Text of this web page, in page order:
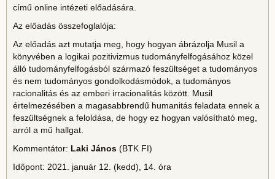
című online intézeti előadására.
Az előadás összefoglalója:
Az előadás azt mutatja meg, hogy hogyan ábrázolja Musil a
könyvében a logikai pozitivizmus tudományfelfogásához közel
álló tudományfelfogásból származó feszültséget a tudományos
és nem tudományos gondolkodásmódok, a tudományos
racionalitás és az emberi irracionalitás között. Musil
értelmezésében a magasabbrendű humanitás feladata ennek a
feszültségnek a feloldása, de hogy ez hogyan valósítható meg,
arról a mű hallgat.
Kommentátor: Laki János (BTK FI)
Időpont: 2021. január 12. (kedd), 14. óra